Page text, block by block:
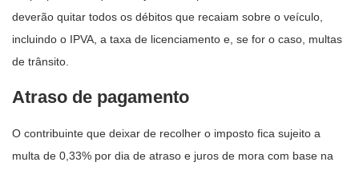
deverão quitar todos os débitos que recaiam sobre o veículo,
incluindo o IPVA, a taxa de licenciamento e, se for o caso, multas
de trânsito.
Atraso de pagamento
O contribuinte que deixar de recolher o imposto fica sujeito a
multa de 0,33% por dia de atraso e juros de mora com base na